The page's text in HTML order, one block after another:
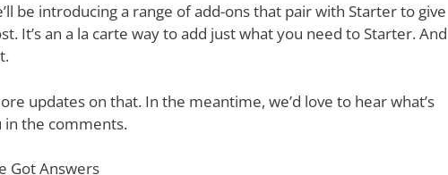
be introducing a range of add-ons that pair with Starter to give
It’s an a la carte way to add just what you need to Starter. And
updates on that. In the meantime, we’d love to hear what’s
the comments.
Got Answers